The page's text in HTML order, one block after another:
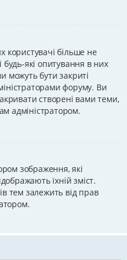
користувачі більше не
які опитування в них
можуть бути закриті
форуму. Ви
створені вами теми,
адміністратором.
зображення, які
їхній зміст.
тем залежить від прав